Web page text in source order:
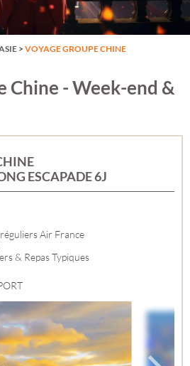
> VOYAGE GROUPE CHINE
Chine - Week-end &
ESCAPADE 6J
Air France
& Repas Typiques